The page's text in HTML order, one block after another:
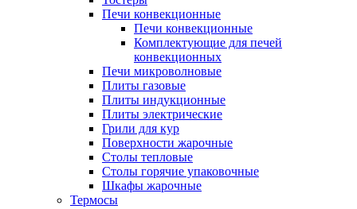
Печи конвекционные
Печи конвекционные
Комплектующие для печей
конвекционных
Печи микроволновые
Плиты газовые
Плиты индукционные
Плиты электрические
Грили для кур
Поверхности жарочные
Столы тепловые
Столы горячие упаковочные
Шкафы жарочные
Термосы